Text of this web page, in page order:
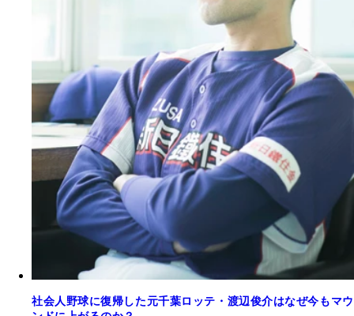
社会人野球に復帰した元千葉ロッテ・渡辺俊介はなぜ今もマウ